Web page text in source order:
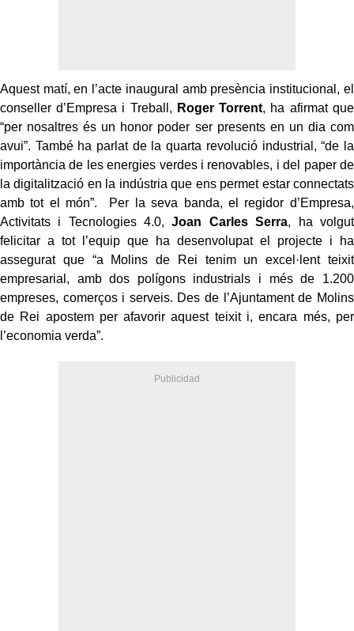
Aquest matí, en l’acte inaugural amb presència institucional, el
conseller d’Empresa i Treball, Roger Torrent, ha afirmat que
“per nosaltres és un honor poder ser presents en un dia com
avui”. També ha parlat de la quarta revolució industrial, “de la
importància de les energies verdes i renovables, i del paper de
la digitalització en la indústria que ens permet estar connectats
amb tot el món”. Per la seva banda, el regidor d’Empresa,
Activitats i Tecnologies 4.0,Joan Carles Serra, ha volgut
felicitar a tot l’equip que ha desenvolupat el projecte i ha
assegurat que “a Molins de Rei tenim un excel·lent teixit
empresarial, amb dos polígons industrials i més de 1.200
empreses, comerços i serveis. Des de l’Ajuntament de Molins
de Rei apostem per afavorir aquest teixit i, encara més, per
l’economia verda”.